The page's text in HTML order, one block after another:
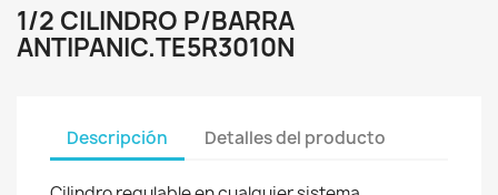
1/2 CILINDRO P/BARRA
ANTIPANIC.TE5R3010N
Descripción Detalles del producto